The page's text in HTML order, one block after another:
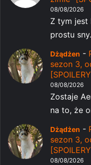
08/08/2026
Z tym jest
prostu
Dżądżen -
sezon 3,
08/08/2026
Zostaje
na to, że
Dżądżen -
sezon 3,
08/08/2026